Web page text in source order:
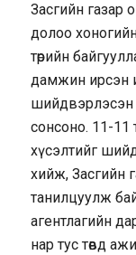
Засгийн газар
долоо
төрийн
дамжин ирсэн
шийдвэрлэсэн
сонсоно. 11-11
хүсэлтийг
хийж, Засгийн
танилцуулж
агентлагийн
нар тус төвд